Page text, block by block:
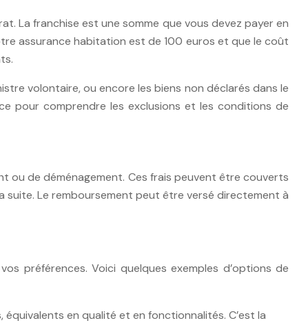
La franchise est une somme que vous devez payer en
assurance habitation est de 100 euros et que le coût
volontaire, ou encore les biens non déclarés dans le
pour comprendre les exclusions et les conditions de
ou de déménagement. Ces frais peuvent être couverts
suite. Le remboursement peut être versé directement à
préférences. Voici quelques exemples d’options de
en qualité et en fonctionnalités. C’est la